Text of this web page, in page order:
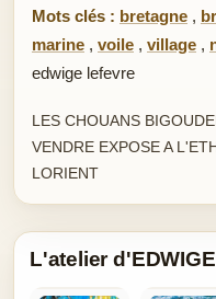
Mots clés : bretagne ,
marine , voile , village ,
edwige lefevre
LES CHOUANS
VENDRE EXPOSE A
LORIENT
L'atelier d'EDWIGE